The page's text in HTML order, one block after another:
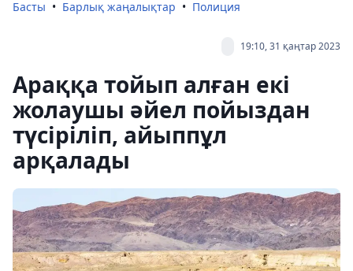
Басты Барлық жаңалықтар Полиция
19:10, 31 қаңтар 2023
Араққа тойып алған екі
жолаушы әйел пойыздан
түсіріліп, айыппұл
арқалады